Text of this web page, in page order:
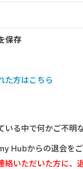
保存
た方はこちら
いる中で何かご不明
Hubからの退会を
絡いただいた方に、